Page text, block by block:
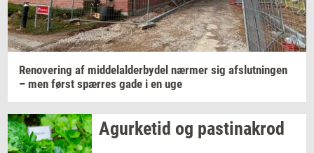
Renove­ring af mid­delal­der­by­del nær­mer sig af­slut­nin­gen
– men først spær­res gade i en uge
Agur­ke­tid og pa­stina­krod